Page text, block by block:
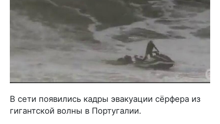
В сети появились кадры эвакуации сёрфера из
гигантской волны в Португалии.